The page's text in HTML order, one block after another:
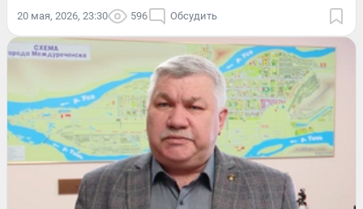
20 мая, 2026, 23:30 596 Обсудить